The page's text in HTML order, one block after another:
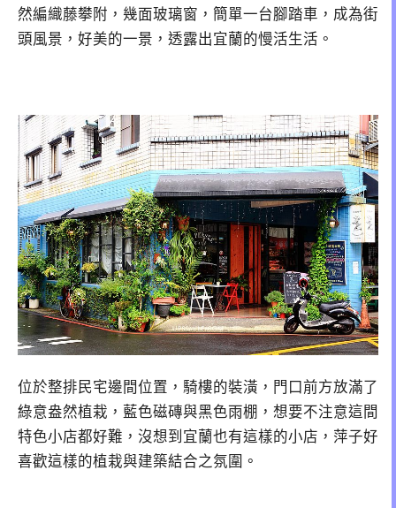
然編織藤攀附，幾面玻璃窗，簡單一台腳踏車，成為街
頭風景，好美的一景，透露出宜蘭的慢活生活。
位於整排民宅邊間位置，騎樓的裝潢，門口前方放滿了
綠意盎然植栽，藍色磁磚與黑色雨棚，想要不注意這間
特色小店都好難，沒想到宜蘭也有這樣的小店，萍子好
喜歡這樣的植栽與建築結合之氛圍。